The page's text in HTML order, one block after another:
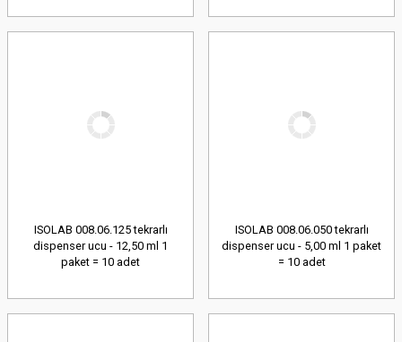
ISOLAB 008.06.125 tekrarlı
dispenser ucu - 12,50 ml 1
paket = 10 adet
ISOLAB 008.06.050 tekrarlı
dispenser ucu - 5,00 ml 1 paket
= 10 adet